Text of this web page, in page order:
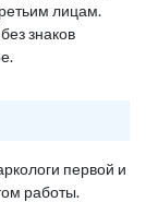
лицам.
знаков
первой и
работы.